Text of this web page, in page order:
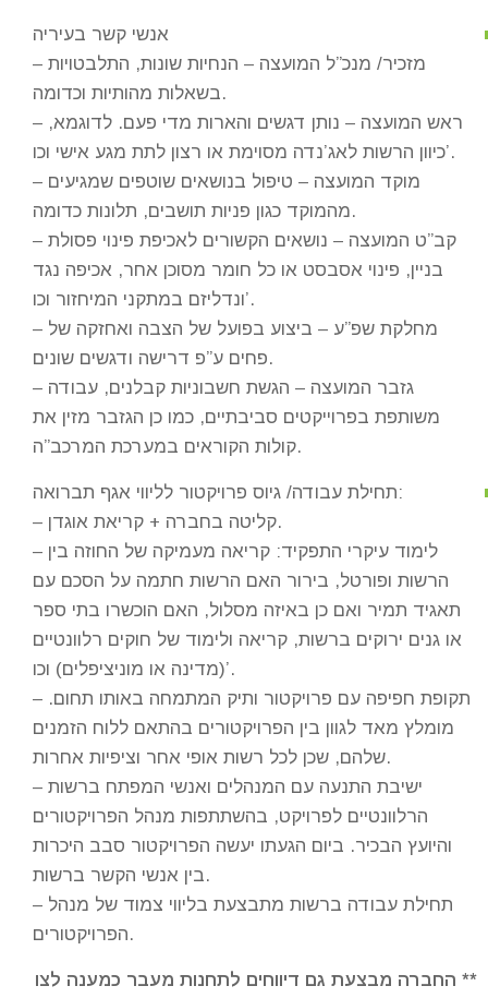
אנשי קשר בעיריה
– מזכיר/ מנכ”ל המועצה – הנחיות שונות, התלבטויות
בשאלות מהותיות וכדומה.
– ראש המועצה – נותן דגשים והארות מדי פעם. לדוגמא,
כיוון הרשות לאג’נדה מסוימת או רצון לתת מגע אישי וכו’.
– מוקד המועצה – טיפול בנושאים שוטפים שמגיעים
מהמוקד כגון פניות תושבים, תלונות כדומה.
– קב”ט המועצה – נושאים הקשורים לאכיפת פינוי פסולת
בניין, פינוי אסבסט או כל חומר מסוכן אחר, אכיפה נגד
ונדליזם במתקני המיחזור וכו’.
– מחלקת שפ”ע – ביצוע בפועל של הצבה ואחזקה של
פחים ע”פ דרישה ודגשים שונים.
– גזבר המועצה – הגשת חשבוניות קבלנים, עבודה
משותפת בפרוייקטים סביבתיים, כמו כן הגזבר מזין את
קולות הקוראים במערכת המרכב”ה.
תחילת עבודה/ גיוס פרויקטור לליווי אגף תברואה:
– קליטה בחברה + קריאת אוגדן.
– לימוד עיקרי התפקיד: קריאה מעמיקה של החוזה בין
הרשות ופורטל, בירור האם הרשות חתמה על הסכם עם
תאגיד תמיר ואם כן באיזה מסלול, האם הוכשרו בתי ספר
או גנים ירוקים ברשות, קריאה ולימוד של חוקים רלוונטיים
(מדינה או מוניציפלים) וכו’.
– תקופת חפיפה עם פרויקטור ותיק המתמחה באותו תחום.
מומלץ מאד לגוון בין הפרויקטורים בהתאם ללוח הזמנים
שלהם, שכן לכל רשות אופי אחר וציפיות אחרות.
– ישיבת התנעה עם המנהלים ואנשי המפתח ברשות
הרלוונטיים לפרויקט, בהשתתפות מנהל הפרויקטורים
והיועץ הבכיר. ביום הגעתו יעשה הפרויקטור סבב היכרות
בין אנשי הקשר ברשות.
– תחילת עבודה ברשות מתבצעת בליווי צמוד של מנהל
הפרויקטורים.
** החברה מבצעת גם דיווחים לתחנות מעבר כמענה לצו